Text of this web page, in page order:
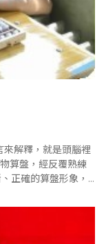
算盤，經反覆熟練
正確的算盤形象，
腦中算盤。快速、
巧，即“數譯珠”、